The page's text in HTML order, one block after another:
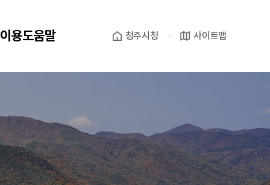
이용도움말 청주시청 사이트맵